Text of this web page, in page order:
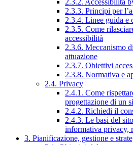
2.3.3. Principi per
2.3.4. Linee guida e
2.3.5. Come
accessibilità
2.3.6. Meccanismo
attuazione
2.3.7. Obiettivi
2.3.8. Normativa e
2.4. Privacy
2.4.1. Come
progettazione di un
2.4.2. Richiedi il
2.4.3. Le basi del
informativa privacy,
3. Pianificazione, gestione e